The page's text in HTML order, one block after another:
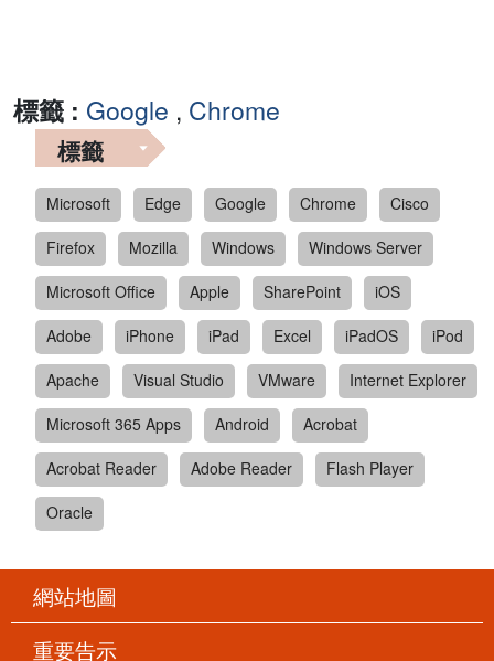
標籤 : Google , Chrome
標籤
Microsoft Edge Google Chrome
Cisco
Firefox
Mozilla Windows
Windows Server
Microsoft Office
Apple SharePoint
iOS
Adobe
iPhone iPad Excel iPadOS
iPod
Apache
Visual Studio VMware
Internet Explorer
Microsoft 365 Apps
Android
Acrobat
Acrobat Reader
Adobe Reader
Flash Player
Oracle
網站地圖
重要告示